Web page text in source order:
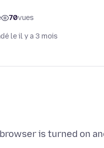
70vues
le il y a 3 mois
is turned on